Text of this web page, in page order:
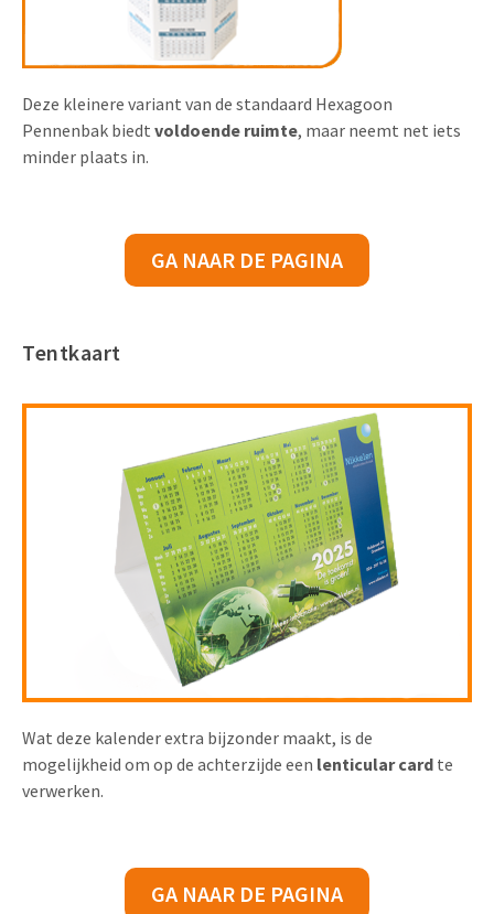
Deze kleinere variant van de standaard Hexagoon
Pennenbak biedt voldoende ruimte, maar neemt net iets
minder plaats in.
GA NAAR DE PAGINA
Tentkaart
Wat deze kalender extra bijzonder maakt, is de
mogelijkheid om op de achterzijde een lenticular card te
verwerken.
GA NAAR DE PAGINA